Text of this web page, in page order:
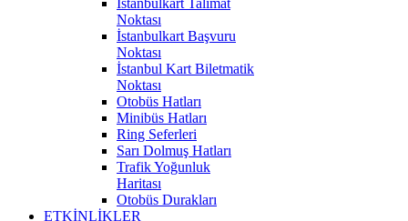
Noktası
İstanbulkart Başvuru
Noktası
İstanbul Kart Biletmatik
Noktası
Otobüs Hatları
Minibüs Hatları
Ring Seferleri
Sarı Dolmuş Hatları
Trafik Yoğunluk
Haritası
Otobüs Durakları
ETKİNLİKLER